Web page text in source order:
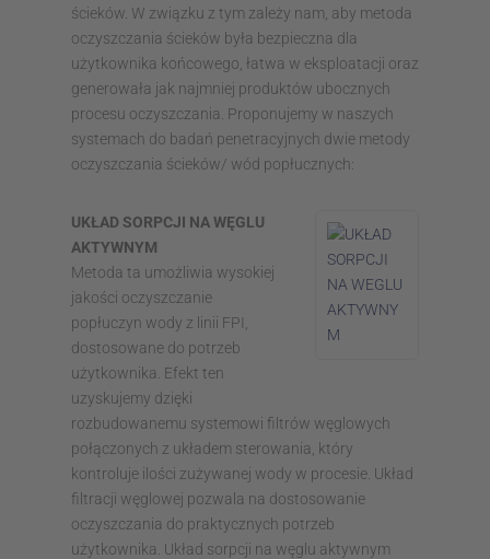
ścieków. W związku z tym zależy nam, aby metoda
oczyszczania ścieków była bezpieczna dla
użytkownika końcowego, łatwa w eksploatacji oraz
generowała jak najmniej produktów ubocznych
procesu oczyszczania. Proponujemy w naszych
systemach do badań penetracyjnych dwie metody
oczyszczania ścieków/ wód popłucznych:
UKŁAD SORPCJI NA WĘGLU
AKTYWNYM
Metoda ta umożliwia wysokiej
jakości oczyszczanie
popłuczyn wody z linii FPI,
dostosowane do potrzeb
użytkownika. Efekt ten
uzyskujemy dzięki
rozbudowanemu systemowi filtrów węglowych
połączonych z układem sterowania, który
kontroluje ilości zużywanej wody w procesie. Układ
filtracji węglowej pozwala na dostosowanie
oczyszczania do praktycznych potrzeb
użytkownika. Układ sorpcji na węglu aktywnym